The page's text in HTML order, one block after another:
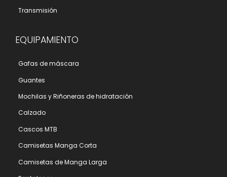
Transmisión
EQUIPAMIENTO
Gafas de máscara
Guantes
Mochilas y Riñoneras de hidratación
Calzado
Cascos MTB
Camisetas Manga Corta
Camisetas de Manga Larga